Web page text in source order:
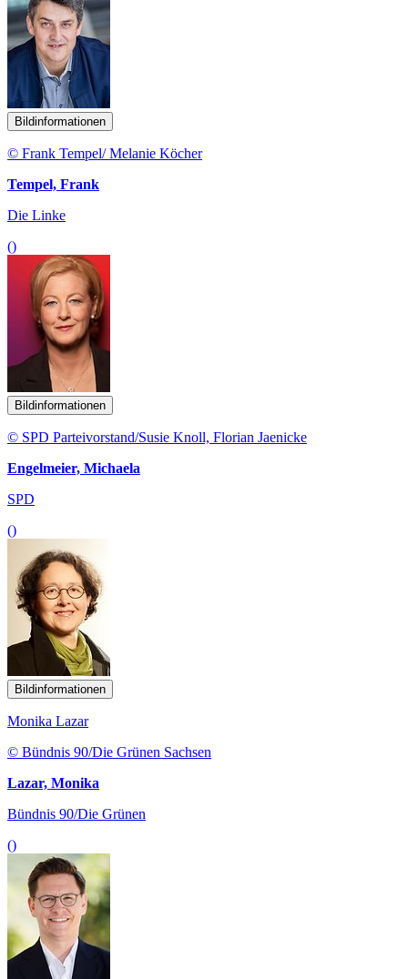
Bildinformationen
© Frank Tempel/ Melanie Köcher
Tempel, Frank
Die Linke
()
Bildinformationen
© SPD Parteivorstand/Susie Knoll, Florian Jaenicke
Engelmeier, Michaela
SPD
()
Bildinformationen
Monika Lazar
© Bündnis 90/Die Grünen Sachsen
Lazar, Monika
Bündnis 90/Die Grünen
()